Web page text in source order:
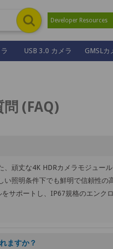
Developer Resources
USB 3.0 カメラ GMSLカ
(FAQ)
頑丈な4K HDRカメラモジュー
い照明条件下でも鮮明で信頼性
サポートし、IP67規格のエンク
ますか？